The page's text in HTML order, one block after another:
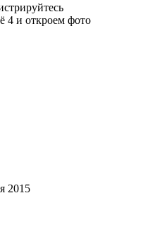
4 и откроем фото
2015